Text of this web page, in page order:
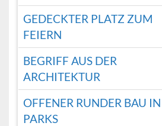
GEDECKTER PLATZ ZUM
FEIERN
BEGRIFF AUS DER
ARCHITEKTUR
OFFENER RUNDER BAU IN
PARKS